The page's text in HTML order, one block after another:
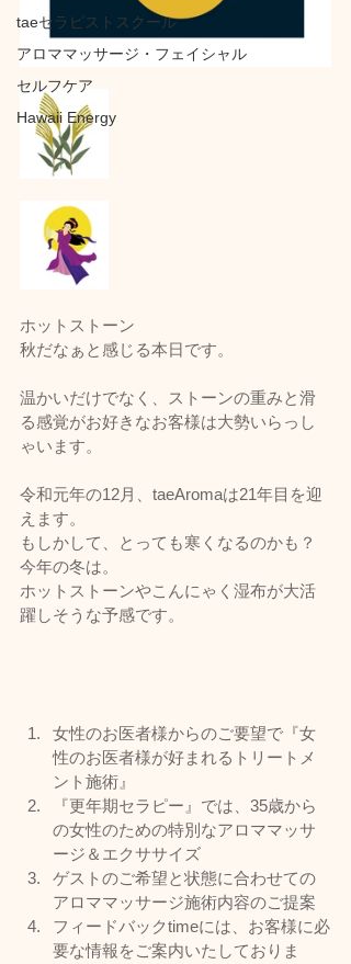
taeセラピストスクール
アロママッサージ・フェイシャル
セルフケア
Hawaii Energy
ホットストーン
秋だなぁと感じる本日です。
温かいだけでなく、ストーンの重みと滑
る感覚がお好きなお客様は大勢いらっし
ゃいます。
令和元年の12月、taeAromaは21年目を迎
えます。
もしかして、とっても寒くなるのかも？
今年の冬は。
ホットストーンやこんにゃく湿布が大活
躍しそうな予感です。
女性のお医者様からのご要望で『女
性のお医者様が好まれるトリートメ
ント施術』
『更年期セラピー』では、35歳から
の女性のための特別なアロママッサ
ージ＆エクササイズ
ゲストのご希望と状態に合わせての
アロママッサージ施術内容のご提案
フィードバックtimeには、お客様に必
要な情報をご案内いたしておりま